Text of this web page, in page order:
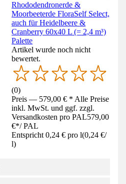
Rhododendronerde &
Moorbeeterde FloraSelf Select,
auch für Heidelbeere &
Cranberry 60x40 L (= 2,4 m³)
Palette
Artikel wurde noch nicht
bewertet.
(0)
Preis — 579,00 € * Alle Preise
inkl. MwSt. und ggf. zzgl.
Versandkosten pro PAL579,00
€*/ PAL
Entspricht 0,24 € pro l(0,24 €/
l)